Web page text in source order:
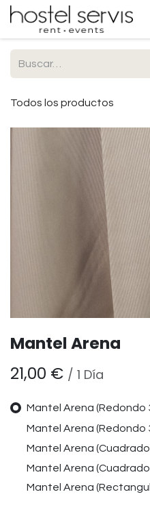
Ir al contenido
Todos los productos
Mantel Arena
21,00 € / 1 Día
Mantel Arena (Redondo
Mantel Arena (Redondo
Mantel Arena (Cuadrado
Mantel Arena (Cuadrado
Mantel Arena